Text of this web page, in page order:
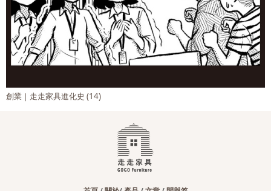
創業｜走走家具進化史 (14)